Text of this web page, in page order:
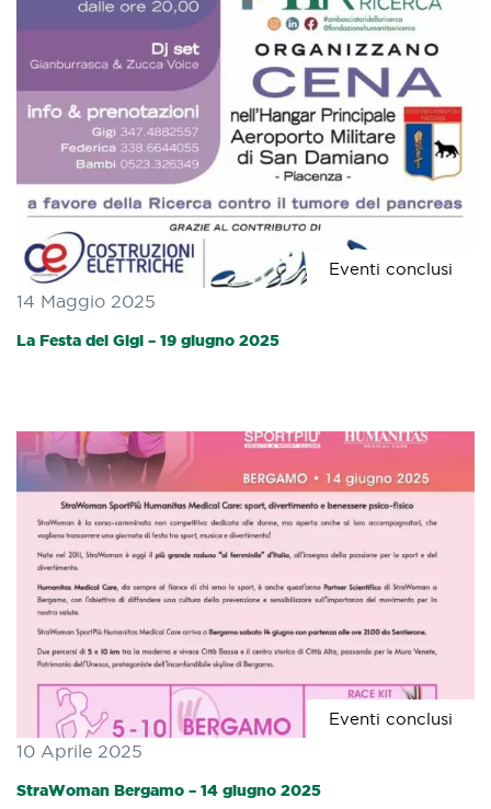
Eventi conclusi
14 Maggio 2025
La Festa del Gigi – 19 giugno 2025
Eventi conclusi
10 Aprile 2025
StraWoman Bergamo – 14 giugno 2025